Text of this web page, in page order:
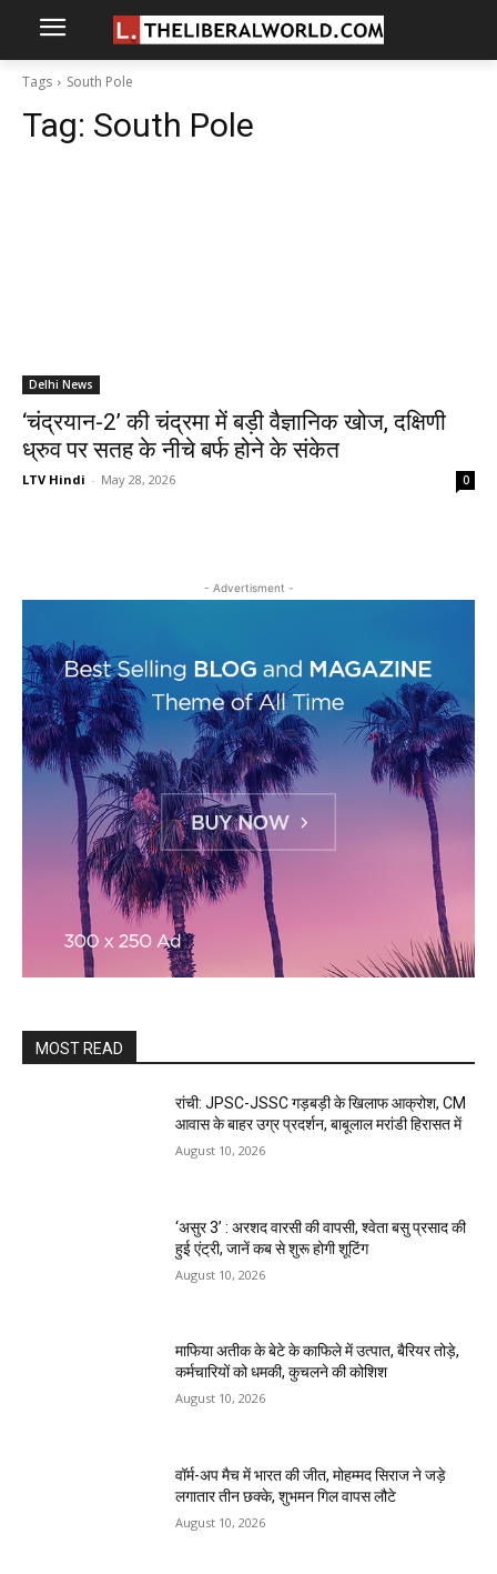
Tags South Pole
Tag: South Pole
Delhi News
‘चंद्रयान-2’ की चंद्रमा में बड़ी वैज्ञानिक खोज, दक्षिणी
ध्रुव पर सतह के नीचे बर्फ होने के संकेत
LTV Hindi - May 28, 2026 0
- Advertisment -
MOST READ
रांची: JPSC-JSSC गड़बड़ी के खिलाफ आक्रोश, CM
आवास के बाहर उग्र प्रदर्शन, बाबूलाल मरांडी हिरासत में
August 10, 2026
‘असुर 3’ : अरशद वारसी की वापसी, श्वेता बसु प्रसाद की
हुई एंट्री, जानें कब से शुरू होगी शूटिंग
August 10, 2026
माफिया अतीक के बेटे के काफिले में उत्पात, बैरियर तोड़े,
कर्मचारियों को धमकी, कुचलने की कोशिश
August 10, 2026
वॉर्म-अप मैच में भारत की जीत, मोहम्मद सिराज ने जड़े
लगातार तीन छक्के, शुभमन गिल वापस लौटे
August 10, 2026